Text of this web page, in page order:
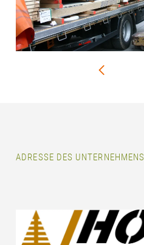
ADRESSE DES UNTERNEHMENS